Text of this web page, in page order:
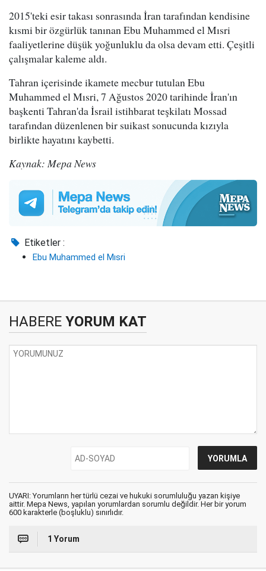
2015'teki esir takası sonrasında İran tarafından kendisine
kısmi bir özgürlük tanınan Ebu Muhammed el Mısri
faaliyetlerine düşük yoğunluklu da olsa devam etti. Çeşitli
çalışmalar kaleme aldı.
Tahran içerisinde ikamete mecbur tutulan Ebu
Muhammed el Mısri, 7 Ağustos 2020 tarihinde İran'ın
başkenti Tahran'da İsrail istihbarat teşkilatı Mossad
tarafından düzenlenen bir suikast sonucunda kızıyla
birlikte hayatını kaybetti.
Kaynak: Mepa News
Etiketler :
Ebu Muhammed el Mısri
HABERE YORUM KAT
UYARI: Yorumların her türlü cezai ve hukuki sorumluluğu yazan kişiye
aittir. Mepa News, yapılan yorumlardan sorumlu değildir. Her bir yorum
600 karakterle (boşluklu) sınırlıdır.
1 Yorum